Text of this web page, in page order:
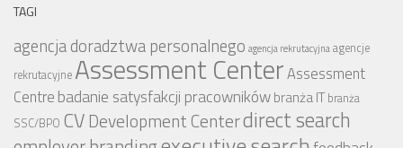
TAGI
agencja doradztwa personalnego agencja rekrutacyjnaagencje
rekrutacyjne Assessment CenterAssessment
Centre badanie satysfakcji pracownikówbranża IT branża
SSC/BPO CV Development Centerdirect search